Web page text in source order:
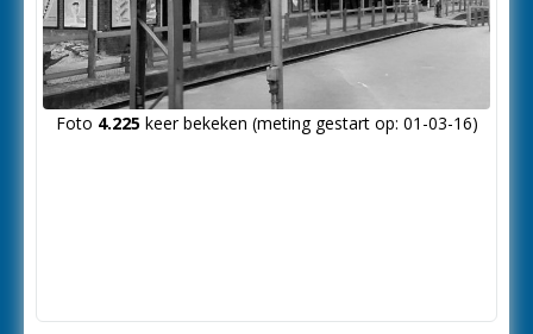
Foto 4.225keer bekeken (meting gestart op: 01-03-16)